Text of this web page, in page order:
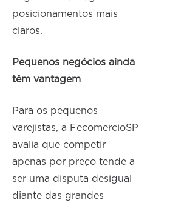
posicionamentos mais
claros.
Pequenos negócios ainda
têm vantagem
Para os pequenos
varejistas, a FecomercioSP
avalia que competir
apenas por preço tende a
ser uma disputa desigual
diante das grandes